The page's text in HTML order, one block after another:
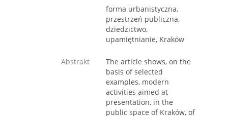
forma urbanistyczna,
przestrzeń publiczna,
dziedzictwo,
upamiętnianie, Kraków
Abstrakt
The article shows, on the
basis of selected
examples, modern
activities aimed at
presentation, in the
public space of Kraków, of